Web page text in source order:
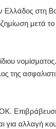
Ελλάδος στη
μετά
της
για αλλαγή